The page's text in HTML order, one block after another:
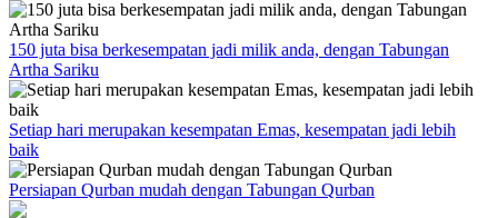
150 juta bisa berkesempatan jadi milik anda, dengan Tabungan
Artha Sariku
Setiap hari merupakan kesempatan Emas, kesempatan jadi lebih
baik
Persiapan Qurban mudah dengan Tabungan Qurban